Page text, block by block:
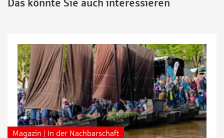
Das könnte Sie auch interessieren
Magazin | In der Nachbarschaft